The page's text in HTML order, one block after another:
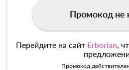
Промокод не
Перейдите на сайт Erborian,
Промокод